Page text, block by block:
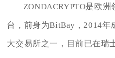
ZONDACRYPTO是欧
台，前身为BitBay，2014年
大交易所之一，目前已在瑞